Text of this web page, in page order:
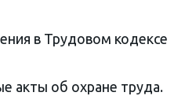
в Трудовом кодексе
акты об охране труда.